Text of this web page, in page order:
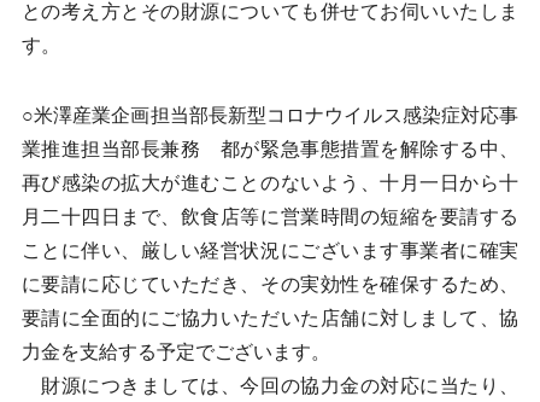
との考え方とその財源についても併せてお伺いいたしま
す。
○米澤産業企画担当部長新型コロナウイルス感染症対応事
業推進担当部長兼務 都が緊急事態措置を解除する中、
再び感染の拡大が進むことのないよう、十月一日から十
月二十四日まで、飲食店等に営業時間の短縮を要請する
ことに伴い、厳しい経営状況にございます事業者に確実
に要請に応じていただき、その実効性を確保するため、
要請に全面的にご協力いただいた店舗に対しまして、協
力金を支給する予定でございます。
財源につきましては、今回の協力金の対応に当たり、